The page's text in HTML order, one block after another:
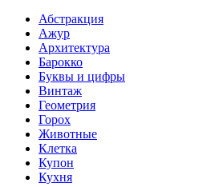
Абстракция
Ажур
Архитектура
Барокко
Буквы и цифры
Винтаж
Геометрия
Горох
Животные
Клетка
Купон
Кухня